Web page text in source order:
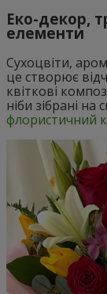
Еко-декор,
елементи
Сухоцвіти,
це створює
квіткові
ніби зібрані
флористичний